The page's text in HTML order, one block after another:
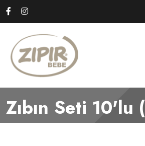
Zıbın Seti 10'lu